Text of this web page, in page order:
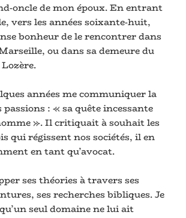
oncle de mon époux. En entrant
vers les années soixante-huit,
bonheur de le rencontrer dans
ou dans sa demeure du
années me communiquer la
: « sa quête incessante
». Il critiquait à souhait les
qui régissent nos sociétés, il en
en tant qu’avocat.
ses théories à travers ses
ses recherches bibliques. Je
seul domaine ne lui ait